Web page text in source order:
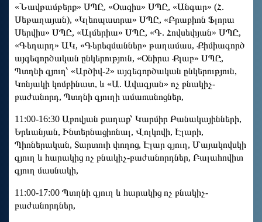
«Նավթամթերք» ՍՊԸ, «Օազիս» ՍՊԸ, «Անգար» (Հ.
Սեթաղայան), «Կլեոպատրա» ՍՊԸ, «Բրաբիոն Ֆլորա
Սերվիս» ՍՊԸ, «Ալմերիա» ՍՊԸ, «Գ. Հովսեփյան» ՍՊԸ,
«Գեղարդ» ԱԿ, «Գերեզմաններ» թաղամաս, Քիմիագործ
այգեգործական ընկերություն, «Օնիրա Քլաբ» ՍՊԸ,
Պտղնի գյուղ՝ «Արծիվ-2» այգեգործական ընկերություն,
Կոնյակի կոմբինատ, և «Ա. Ավագյան» ոչ բնակիչ-
բաժանորդ, Պտղնի գյուղի ամառանոցներ,
11:00-16:30 Աբովյան քաղաք՝ Կարմիր Բանակայինների,
Երևանյան, Ինտերնացիոնալ, Վոլկովի, Էլարի,
Պիոներական, Տարտուի փողոց, Էլար գյուղ, Մայակովսկի
գյուղ և հարակից ոչ բնակիչ-բաժանորդներ, Բալահովիտ
գյուղ մասնակի,
11:00-17:00 Պտղնի գյուղ և հարակից ոչ բնակիչ-
բաժանորդներ,